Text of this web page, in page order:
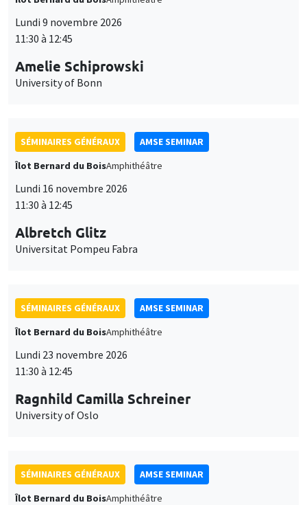
Lundi 9 novembre 2026
11:30 à 12:45
Amelie Schiprowski
University of Bonn
SÉMINAIRES GÉNÉRAUX
AMSE SEMINAR
Îlot Bernard du BoisAmphithéâtre
Lundi 16 novembre 2026
11:30 à 12:45
Albretch Glitz
Universitat Pompeu Fabra
SÉMINAIRES GÉNÉRAUX
AMSE SEMINAR
Îlot Bernard du BoisAmphithéâtre
Lundi 23 novembre 2026
11:30 à 12:45
Ragnhild Camilla Schreiner
University of Oslo
SÉMINAIRES GÉNÉRAUX
AMSE SEMINAR
Îlot Bernard du BoisAmphithéâtre